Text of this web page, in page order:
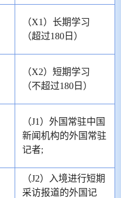
（X1）长期学习
（超过180日）
（X2）短期学习
（不超过180日）
（J1）外国常驻中国
新闻机构的外国常驻
记者;
（J2）入境进行短期
采访报道的外国记